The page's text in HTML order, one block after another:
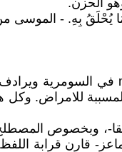
المسببة للامراض.